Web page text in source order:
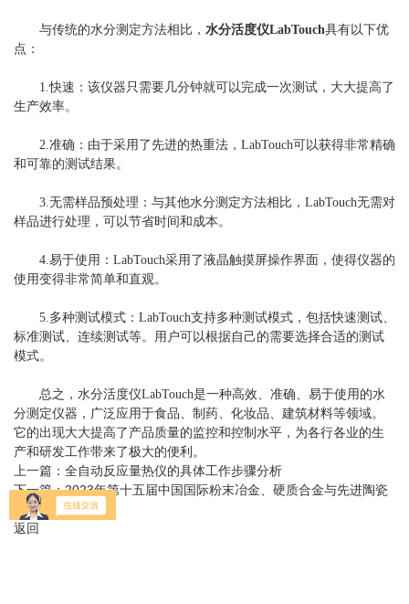
与传统的水分测定方法相比， 水分活度仪LabTouch具有以下优
点：
1.快速：该仪器只需要几分钟就可以完成一次测试，大大提高了
生产效率。
2.准确：由于采用了先进的热重法，LabTouch可以获得非常精确
和可靠的测试结果。
3.无需样品预处理：与其他水分测定方法相比，LabTouch无需对
样品进行处理，可以节省时间和成本。
4.易于使用：LabTouch采用了液晶触摸屏操作界面，使得仪器的
使用变得非常简单和直观。
5.多种测试模式：LabTouch支持多种测试模式，包括快速测试、
标准测试、连续测试等。用户可以根据自己的需要选择合适的测试
模式。
总之，水分活度仪LabTouch是一种高效、准确、易于使用的水
分测定仪器，广泛应用于食品、制药、化妆品、建筑材料等领域。
它的出现大大提高了产品质量的监控和控制水平，为各行各业的生
产和研发工作带来了极大的便利。
上一篇： 全自动反应量热仪的具体工作步骤分析
下一篇：2023年第十五届中国国际粉末冶金、硬质合金与先进陶瓷
展览会
返回